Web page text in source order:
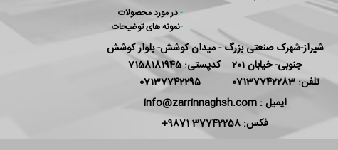
-در مورد محصولات
-نمونه های توضیحات
شیراز-شهرک صنعتی بزرگ - میدان کوشش- بلوار کوشش
جنوبی- خیابان 201 کدپستی: 7158181945
تلفن: 07137742283
07137742295
ایمیل : info@zarrinnaghsh.com
فکس: 37742258 9871+